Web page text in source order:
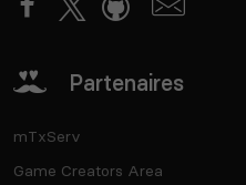
Partenaires
mTxServ
Game Creators Area